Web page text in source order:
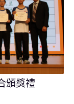
頒獎禮